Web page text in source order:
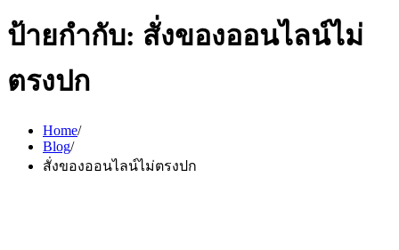
ป้ายกำกับ: สั่งของออนไลน์ไม่
ตรงปก
Home
Blog
สั่งของออนไลน์ไม่ตรงปก